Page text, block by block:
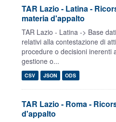
TAR Lazio - Latina -
materia d'appalto
TAR Lazio - Latina -> Base
relativi alla contestazione di
procedure o decisioni inerenti
gestione o...
CSV JSON ODS
TAR Lazio - Roma -
d'appalto